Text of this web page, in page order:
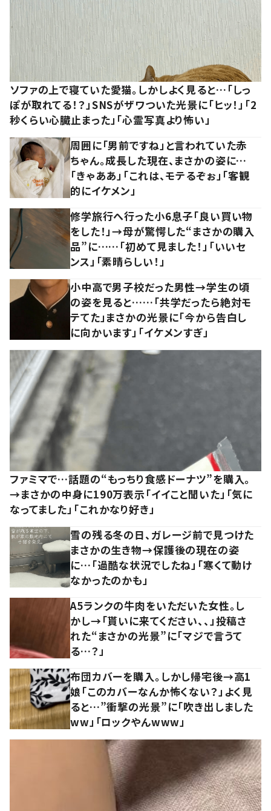
ソファの上で寝ていた愛猫。しかしよく見ると…「しっ
ぽが取れてる！？」SNSがザワついた光景に「ヒッ！」「2
秒くらい心臓止まった」「心霊写真より怖い」
周囲に「男前ですね」と言われていた赤
ちゃん。成長した現在、まさかの姿に…
「きゃああ」「これは、モテるぞぉ」「客観
的にイケメン」
修学旅行へ行った小6息子「良い買い物
をした！」→母が驚愕した“まさかの購入
品”に……「初めて見ました！」「いいセ
ンス」「素晴らしい！」
小中高で男子校だった男性→学生の頃
の姿を見ると……「共学だったら絶対モ
テてた」まさかの光景に「今から告白し
に向かいます」「イケメンすぎ」
ファミマで…話題の“もっちり食感ドーナツ”を購入。
→まさかの中身に190万表示「イイこと聞いた」「気に
なってました」「これかなり好き」
雪の残る冬の日、ガレージ前で見つけた
まさかの生き物→保護後の現在の姿
に…「過酷な状況でしたね」「寒くて動け
なかったのかも」
A5ランクの牛肉をいただいた女性。し
かし→「貰いに来てください、、」投稿さ
れた“まさかの光景”に「マジで言うて
る…？」
布団カバーを購入。しかし帰宅後→高1
娘「このカバーなんか怖くない？」よく見
ると…”衝撃の光景”に「吹き出しました
ww」「ロックやんwww」